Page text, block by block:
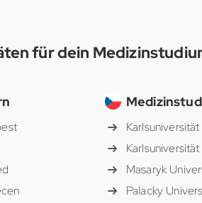
für dein
Karlsuniversität
Masaryk
Palacky